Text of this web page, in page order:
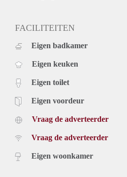
FACILITEITEN
Eigen badkamer
Eigen keuken
Eigen toilet
Eigen voordeur
Vraag de adverteerder
Vraag de adverteerder
Eigen woonkamer